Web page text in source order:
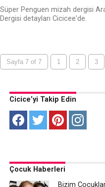
Süper Penguen mizah dergisi
Dergisi detayları Cicicee'de.
Sayfa 7 of 7 1 2 3
Cicice’yi Takip Edin
Çocuk Haberleri
Bizim